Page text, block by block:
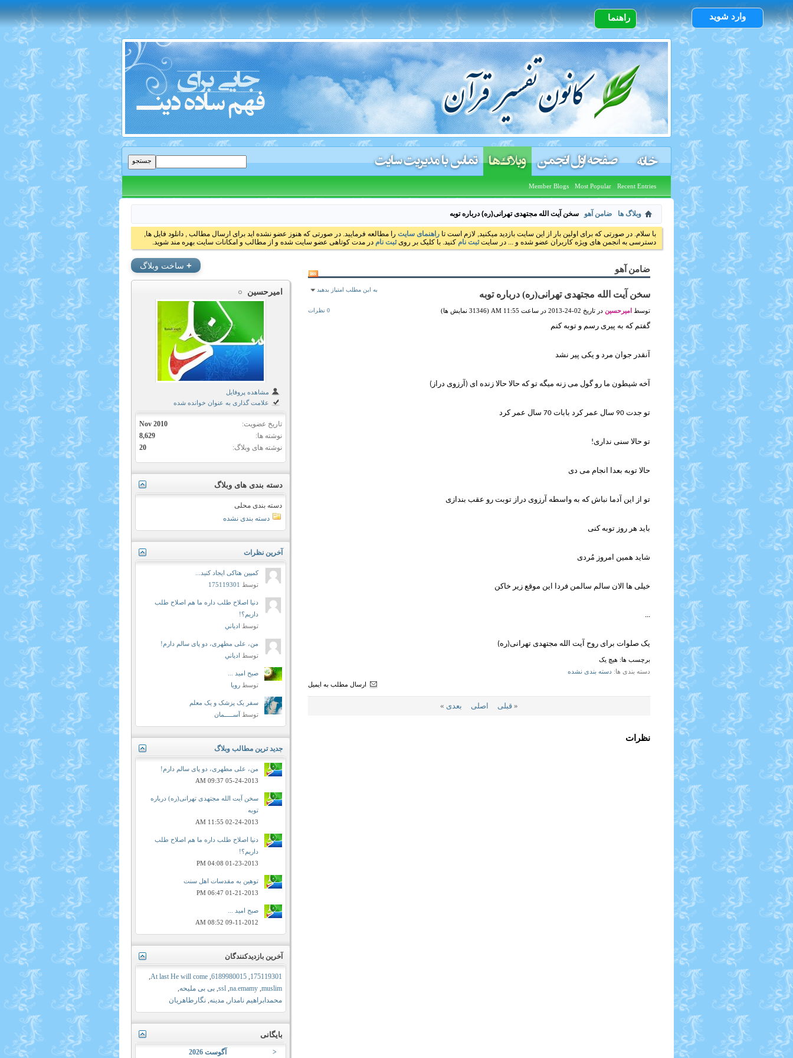
راهنما وارد شوید
خانه صفحه اول انجمن وبلاگ‌ها
Recent Entries
Most Popular
Member Blogs
تماس با مدیریت سایت
وبلاگ ها ضامن آهو سخن آیت الله مجتهدی تهرانی(ره) درباره توبه
با سلام. در صورتی که برای اولین بار از این سایت بازدید میکنید, لازم است تا راهنمای سایت را مطالعه فرمایید. در صورتی که هنوز عضو نشده اید برای ارسال مطالب , دانلود فایل ها,
دسترسی به انجمن های ویژه کاربران عضو شده و ... در سایتثبت نام کنید. با کلیک بر رویثبت نام در مدت کوتاهی عضو سایت شده و از مطالب و امکانات سایت بهره مند شوید.
ضامن آهو
سخن آیت الله مجتهدی تهرانی(ره) درباره توبه به این مطلب امتیاز بدهید
0 نظرات توسط امیرحسین در تاریخ 02-24-2013 در ساعت 11:55 AM (31346 نمایش ها)
گفتم که به پیری رسم و توبه کنم
آنقدر جوان مرد و یکی پیر نشد
آخه شیطون ما رو گول می زنه میگه تو که حالا حالا زنده ای (آرزوی دراز)
تو جدت 90 سال عمر کرد بابات 70 سال عمر کرد
تو حالا سنی نداری!
حالا توبه بعدا انجام می دی
تو از این آدما نباش که به واسطه آرزوی دراز توبت رو عقب بندازی
باید هر روز توبه کنی
شاید همین امروز مُردی
خیلی ها الان سالم سالمن فردا این موقع زیر خاکن
...
یک صلوات برای روح آیت الله مجتهدی تهرانی(ره)
برچسب ها: هیچ یک
دسته بندی ها دسته بندی نشده
ارسال مطلب به ایمیل
« قبلی اصلى بعدی »
نظرات
+ ساخت وبلاگ
امیرحسین
مشاهده پروفایل
علامت گذاری به عنوان خوانده شده
تاریخ عضویت
Nov 2010
نوشته ها
8,629
نوشته های وبلاگ
20
دسته بندی های وبلاگ
دسته بندی محلی
دسته بندی نشده
آخرین نظرات
کمپین هتاکی ایجاد کنید...
توسط
175119301
دنیا اصلاح طلب داره ما هم اصلاح طلب
داریم؟!
توسط ادياني
من، علی مطهری، دو پای سالم دارم!
توسط ادياني
صبح امید ...
توسط رویا
سفر یک پزشک و یک معلم
توسط آســـــمان
جدید ترین مطالب وبلاگ
من، علی مطهری، دو پای سالم دارم!
05-24-2013
09:37 AM
سخن آیت الله مجتهدی تهرانی(ره) درباره
توبه
02-24-2013
11:55 AM
دنیا اصلاح طلب داره ما هم اصلاح طلب
داریم؟!
01-23-2013
04:08 PM
توهین به مقدسات اهل سنت
01-21-2013
06:47 PM
صبح امید ...
09-11-2012
08:52 AM
آخرین بازدیدکنندگان
175119301
,
6189980015
,
At last He will come
,
muslim
,
na.emamy
,
ssl
, بی بی ملیحه,
محمدابراهیم نامدار , مدینه, نگارطاهریان
بایگانی
< آگوست 2026